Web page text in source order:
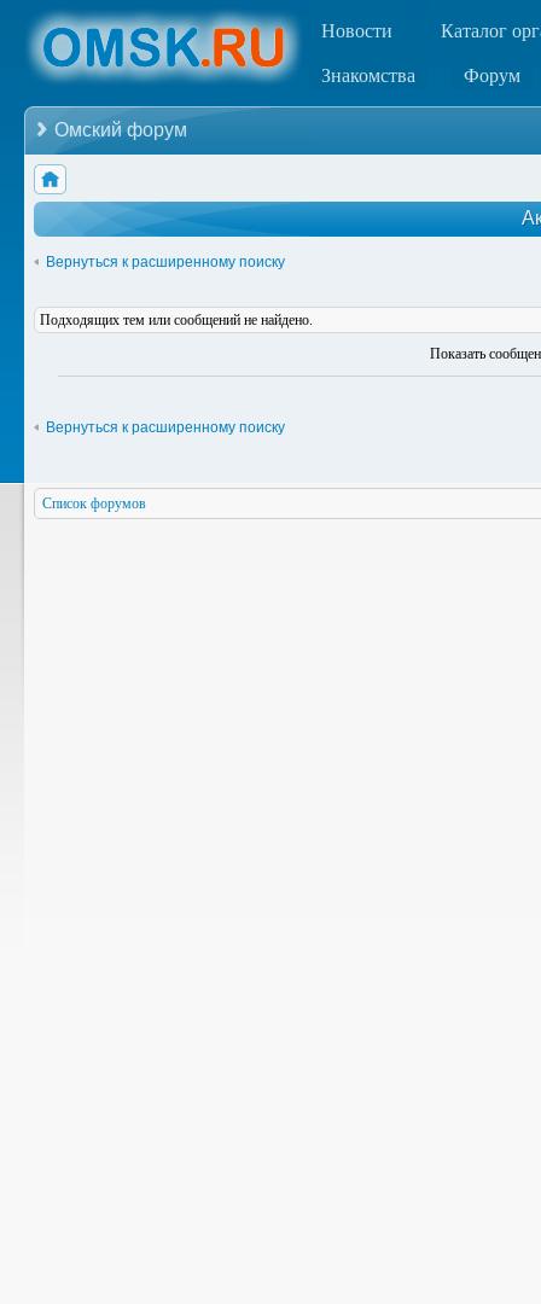
Новости Каталог
Знакомства Форум
Омский форум
Вернуться к расширенному поиску
Подходящих тем или сообщений не найдено.
Показать
Вернуться к расширенному поиску
Список форумов